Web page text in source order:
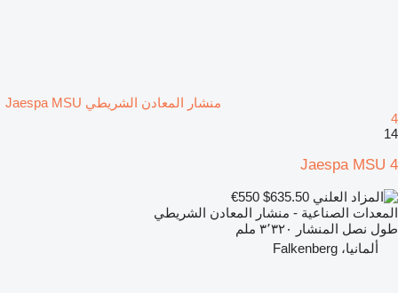
منشار المعادن الشريطي Jaespa MSU
4
14
Jaespa MSU 4
€550
المعدات الصناعية - منشار المعادن الشريطي
طول نصل المنشار
٣٬٣٢٠ ملم
ألمانيا، Falkenberg